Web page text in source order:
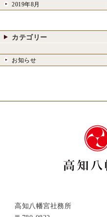
2019年8月
カテゴリー
お知らせ
高知八幡宮社務所